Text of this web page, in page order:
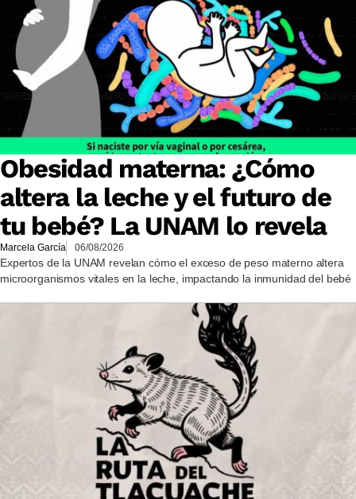
Obesidad materna: ¿Cómo
altera la leche y el futuro de
tu bebé? La UNAM lo revela
Marcela García 06/08/2026
Expertos de la UNAM revelan cómo el exceso de peso materno altera
microorganismos vitales en la leche, impactando la inmunidad del bebé